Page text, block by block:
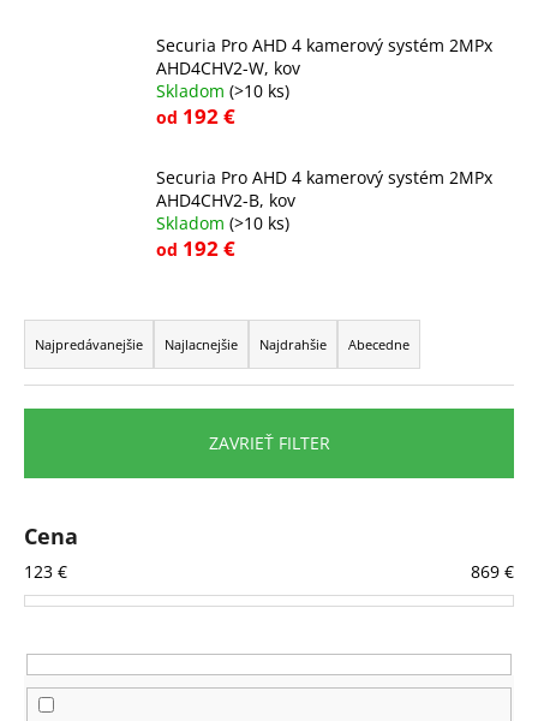
Securia Pro AHD 4 kamerový systém 2MPx
AHD4CHV2-W, kov
Skladom (>10 ks)
od 192 €
Securia Pro AHD 4 kamerový systém 2MPx
AHD4CHV2-B, kov
Skladom (>10 ks)
od 192 €
R
a
d
e
i
p
r
o
u
k
Najpredávanejšie Najlacnejšie Najdrahšie Abecedne
ZAVRIEŤ FILTER
Cena
123 € 869 €